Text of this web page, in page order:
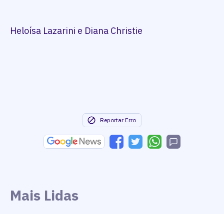
Heloísa Lazarini e Diana Christie
Reportar Erro
Mais Lidas